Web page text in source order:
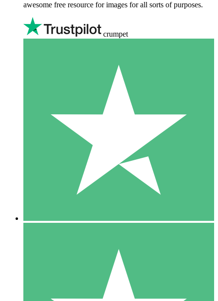
awesome free resource for images for all sorts of purposes.
crumpet